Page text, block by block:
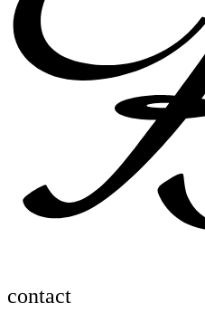
contact